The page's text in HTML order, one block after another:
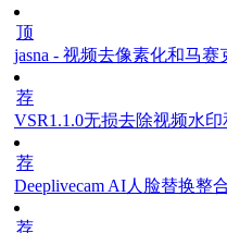
顶
jasna - 视频去像素化和马赛
荐
VSR1.1.0无损去除视频水
荐
Deeplivecam AI人脸替换整
荐